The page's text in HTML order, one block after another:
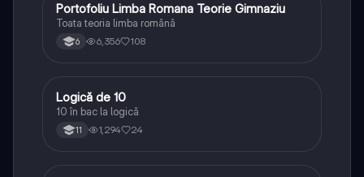
Limba și literatura română
Portofoliu Limba Romana Teorie Gimnaziu
Toata teoria limba română
6 6,356 108
Logică
Logică de 10
10 în bac la logică
11 1,294 24